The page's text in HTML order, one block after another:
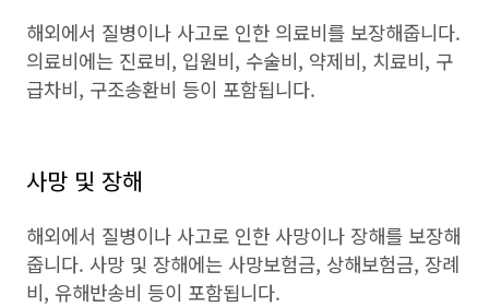
해외에서 질병이나 사고로 인한 의료비를 보장해줍니다.
의료비에는 진료비, 입원비, 수술비, 약제비, 치료비, 구
급차비, 구조송환비 등이 포함됩니다.
사망 및 장해
해외에서 질병이나 사고로 인한 사망이나 장해를 보장해
줍니다. 사망 및 장해에는 사망보험금, 상해보험금, 장례
비, 유해반송비 등이 포함됩니다.